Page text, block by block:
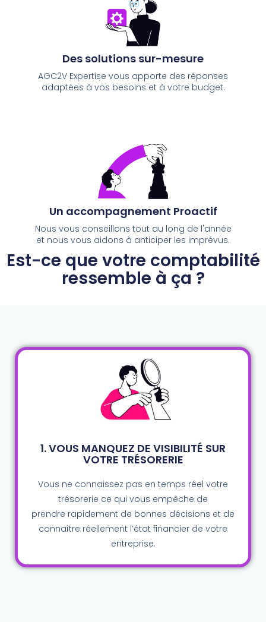
Des solutions sur-mesure
AGC2V Expertise vous apporte des réponses
adaptées à vos besoins et à votre budget.
Un accompagnement Proactif
Nous vous conseillons tout au long de l'année
et nous vous aidons à anticiper les imprévus.
Est-ce que votre comptabilité
ressemble à ça ?
1. VOUS MANQUEZ DE VISIBILITÉ SUR
VOTRE TRÉSORERIE​
Vous ne connaissez pas en temps réel votre
trésorerie ce qui vous empêche de
prendre rapidement de bonnes décisions et de
connaître réellement l’état financier de votre
entreprise.